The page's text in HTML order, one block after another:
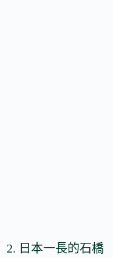
2. 日本一長的石橋